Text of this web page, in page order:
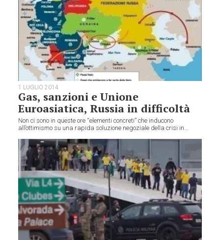
1 LUGLIO 2014
Gas, sanzioni e Unione
Euroasiatica, Russia in difficoltà
Non ci sono in queste ore “elementi concreti” che inducono
all’ottimismo su una rapida soluzione negoziale della crisi in...